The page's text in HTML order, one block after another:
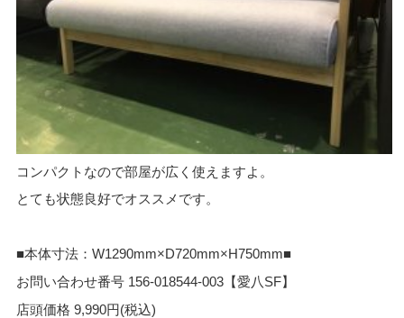
コンパクトなので部屋が広く使えますよ。
とても状態良好でオススメです。
■本体寸法：W1290mm×D720mm×H750mm■
お問い合わせ番号 156-018544-003【愛八SF】
店頭価格 9,990円(税込)